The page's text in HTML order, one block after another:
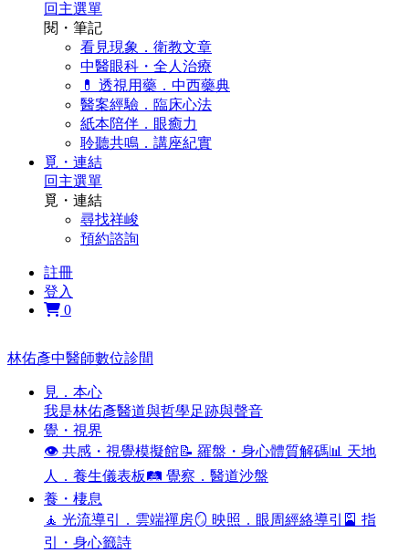
回主選單
閱・筆記
看見現象．衛教文章
中醫眼科・全人治療
💊 透視用藥．中西藥典
醫案經驗．臨床心法
紙本陪伴．眼癒力
聆聽共鳴．講座紀實
覓・連結
回主選單
覓・連結
尋找祥峻
預約諮詢
註冊
登入
0
林佑彥中醫師數位診間
見．本心
我是林佑彥醫道與哲學足跡與聲音
覺・視界
👁️ 共感・視覺模擬館📝 羅盤・身心體質解碼📊 天地
人．養生儀表板🛤️ 覺察．醫道沙盤
養・棲息
🧘 光流導引．雲端禪房🪞 映照．眼周經絡導引
🎴 指
引・身心籤詩